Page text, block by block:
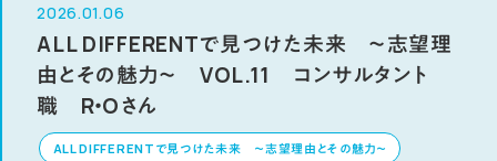
2026.01.06
ALL DIFFERENTで見つけた未来 ～志望理
由とその魅力～ VOL.11 コンサルタント
職 R・Oさん
ALL DIFFERENTで見つけた未来 ～志望理由とその魅力～